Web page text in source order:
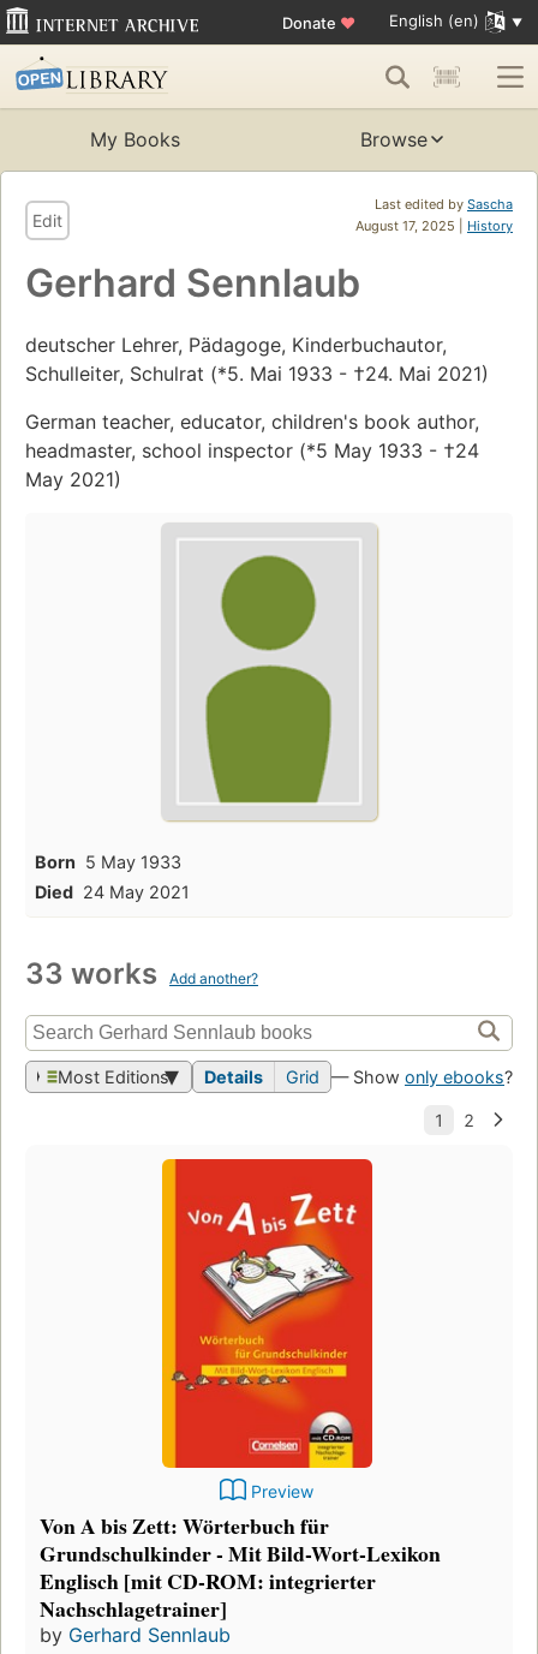
Donate ♥ English (en)
My Books Browse
Last edited by Sascha
August 17, 2025 | History
Edit
Gerhard Sennlaub
deutscher Lehrer, Pädagoge, Kinderbuchautor,
Schulleiter, Schulrat (*5. Mai 1933 - †24. Mai 2021)
German teacher, educator, children's book author,
headmaster, school inspector (*5 May 1933 - †24
May 2021)
Born 5 May 1933
Died 24 May 2021
33 works Add another?
Most Editions Details Grid — Show only ebooks?
Preview
Von A bis Zett: Wörterbuch für
Grundschulkinder - Mit Bild-Wort-Lexikon
Englisch [mit CD-ROM: integrierter
Nachschlagetrainer]
by Gerhard Sennlaub